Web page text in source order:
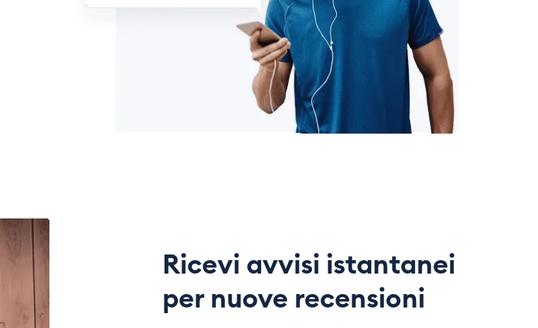
Ricevi avvisi istantanei
per nuove recensioni